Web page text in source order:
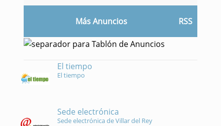
Más Anuncios RSS
El tiempo
El tiempo
Sede electrónica
Sede electrónica de Villar del Rey